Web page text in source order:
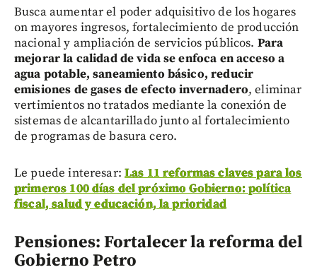
Busca aumentar el poder adquisitivo de los hogares
on mayores ingresos, fortalecimiento de producción
nacional y ampliación de servicios públicos. Para
mejorar la calidad de vida se enfoca en acceso a
agua potable, saneamiento básico, reducir
emisiones de gases de efecto invernadero, eliminar
vertimientos no tratados mediante la conexión de
sistemas de alcantarillado junto al fortalecimiento
de programas de basura cero.
Le puede interesar: Las 11 reformas claves para los
primeros 100 días del próximo Gobierno: política
fiscal, salud y educación, la prioridad
Pensiones: Fortalecer la reforma del
Gobierno Petro